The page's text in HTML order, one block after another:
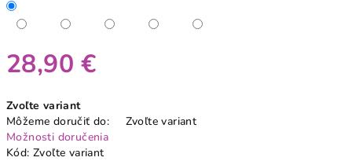
28,90 €
cena:
Zvoľte variant
Môžeme doručiť do:
Zvoľte variant
Možnosti doručenia
Kód: Zvoľte variant